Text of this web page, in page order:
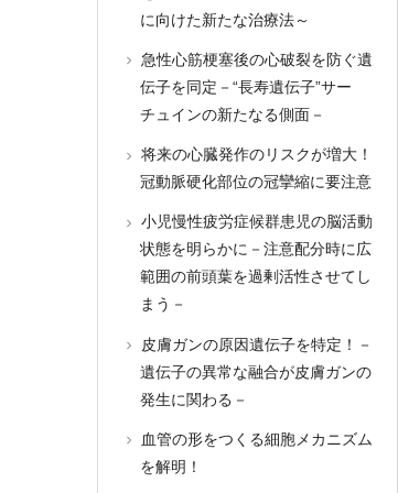
に向けた新たな治療法～
急性心筋梗塞後の心破裂を防ぐ遺
伝子を同定－“長寿遺伝子”サー
チュインの新たなる側面－
将来の心臓発作のリスクが増大！
冠動脈硬化部位の冠攣縮に要注意
小児慢性疲労症候群患児の脳活動
状態を明らかに－注意配分時に広
範囲の前頭葉を過剰活性させてし
まう－
皮膚ガンの原因遺伝子を特定！－
遺伝子の異常な融合が皮膚ガンの
発生に関わる－
血管の形をつくる細胞メカニズム
を解明！